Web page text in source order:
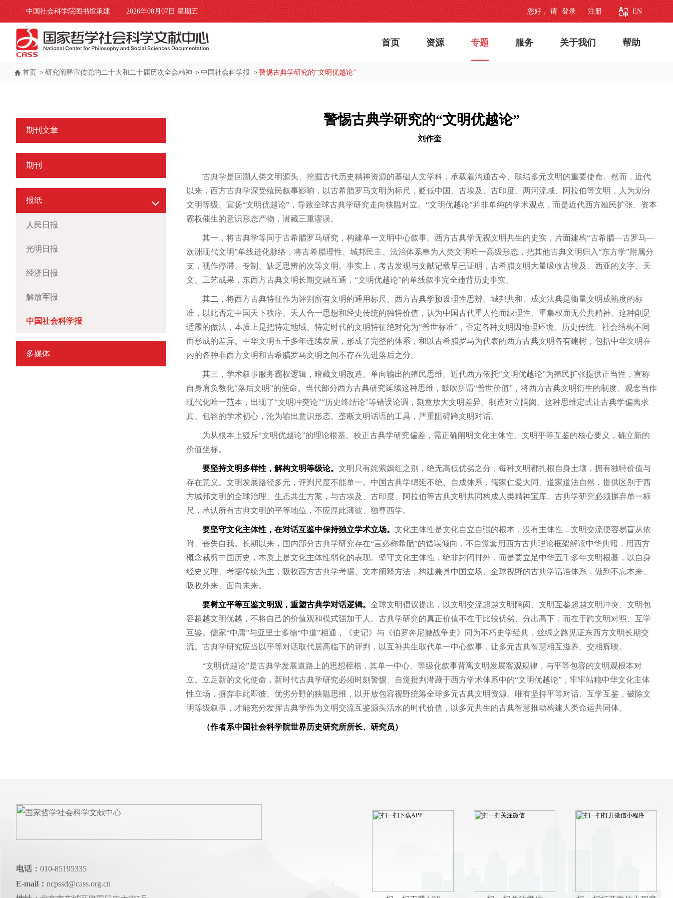
您好， 请 登录 注册 EN
2026年08月07日 星期五
中国社会科学院图书馆承建
首页 资源 专题 服务 关于我们 帮助
首页 > 研究阐释宣传党的二十大和二十届历次全会精神 > 中国社会科学报 > 警惕古典学研究的“文明优越论”
期刊文章
期刊
报纸
人民日报
光明日报
经济日报
解放军报
中国社会科学报
多媒体
警惕古典学研究的“文明优越论”
刘作奎
古典学是回溯人类文明源头、挖掘古代历史精神资源的基础人文学科，承载着沟通古今、联结多元文明的重要使命。然而，近代
以来，西方古典学深受殖民叙事影响，以古希腊罗马文明为标尺，贬低中国、古埃及、古印度、两河流域、阿拉伯等文明，人为划分
文明等级、宣扬“文明优越论”，导致全球古典学研究走向狭隘对立。“文明优越论”并非单纯的学术观点，而是近代西方殖民扩张、资本
霸权催生的意识形态产物，潜藏三重谬误。
其一，将古典学等同于古希腊罗马研究，构建单一文明中心叙事。西方古典学无视文明共生的史实，片面建构“古希腊—古罗马—
欧洲现代文明”单线进化脉络，将古希腊理性、城邦民主、法治体系奉为人类文明唯一高级形态，把其他古典文明归入“东方学”附属分
支，视作停滞、专制、缺乏思辨的次等文明。事实上，考古发现与文献记载早已证明，古希腊文明大量吸收古埃及、西亚的文字、天
文、工艺成果，东西方古典文明长期交融互通，“文明优越论”的单线叙事完全违背历史事实。
其二，将西方古典特征作为评判所有文明的通用标尺。西方古典学预设理性思辨、城邦共和、成文法典是衡量文明成熟度的标
准，以此否定中国天下秩序、天人合一思想和经史传统的独特价值，认为中国古代重人伦而缺理性、重集权而无公共精神。这种削足
适履的做法，本质上是把特定地域、特定时代的文明特征绝对化为“普世标准”，否定各种文明因地理环境、历史传统、社会结构不同
而形成的差异。中华文明五千多年连续发展，形成了完整的体系，和以古希腊罗马为代表的西方古典文明各有建树，包括中华文明在
内的各种非西方文明和古希腊罗马文明之间不存在先进落后之分。
其三，学术叙事服务霸权逻辑，暗藏文明改造、单向输出的殖民思维。近代西方依托“文明优越论”为殖民扩张提供正当性，宣称
自身肩负教化“落后文明”的使命。当代部分西方古典研究延续这种思维，鼓吹所谓“普世价值”，将西方古典文明衍生的制度、观念当作
现代化唯一范本，出现了“文明冲突论”“历史终结论”等错误论调，刻意放大文明差异、制造对立隔阂。这种思维定式让古典学偏离求
真、包容的学术初心，沦为输出意识形态、垄断文明话语的工具，严重阻碍跨文明对话。
为从根本上驳斥“文明优越论”的理论根基、校正古典学研究偏差，需正确阐明文化主体性、文明平等互鉴的核心要义，确立新的
价值坐标。
要坚持文明多样性，解构文明等级论。 文明只有姹紫嫣红之别，绝无高低优劣之分，每种文明都扎根自身土壤，拥有独特价值与
存在意义。文明发展路径多元，评判尺度不能单一。中国古典学绵延不绝、自成体系，儒家仁爱大同、道家道法自然，提供区别于西
方城邦文明的全球治理、生态共生方案，与古埃及、古印度、阿拉伯等古典文明共同构成人类精神宝库。古典学研究必须摒弃单一标
尺，承认所有古典文明的平等地位，不应厚此薄彼、独尊西学。
要坚守文化主体性，在对话互鉴中保持独立学术立场。 文化主体性是文化自立自强的根本，没有主体性，文明交流便容易盲从依
附、丧失自我。长期以来，国内部分古典学研究存在“言必称希腊”的错误倾向，不自觉套用西方古典理论框架解读中华典籍，用西方
概念裁剪中国历史，本质上是文化主体性弱化的表现。坚守文化主体性，绝非封闭排外，而是要立足中华五千多年文明根基，以自身
经史义理、考据传统为主，吸收西方古典学考据、文本阐释方法，构建兼具中国立场、全球视野的古典学话语体系，做到不忘本来、
吸收外来、面向未来。
要树立平等互鉴文明观，重塑古典学对话逻辑。 全球文明倡议提出，以文明交流超越文明隔阂、文明互鉴超越文明冲突、文明包
容超越文明优越，不将自己的价值观和模式强加于人。古典学研究的真正价值不在于比较优劣、分出高下，而在于跨文明对照、互学
互鉴。儒家“中庸”与亚里士多德“中道”相通，《史记》与《伯罗奔尼撒战争史》同为不朽史学经典，丝绸之路见证东西方文明长期交
流。古典学研究应当以平等对话取代居高临下的评判，以互补共生取代单一中心叙事，让多元古典智慧相互滋养、交相辉映。
“文明优越论”是古典学发展道路上的思想桎梏，其单一中心、等级化叙事背离文明发展客观规律，与平等包容的文明观根本对
立。立足新的文化使命，新时代古典学研究必须时刻警惕、自觉批判潜藏于西方学术体系中的“文明优越论”，牢牢站稳中华文化主体
性立场，摒弃非此即彼、优劣分野的狭隘思维，以开放包容视野统筹全球多元古典文明资源。唯有坚持平等对话、互学互鉴，破除文
明等级叙事，才能充分发挥古典学作为文明交流互鉴源头活水的时代价值，以多元共生的古典智慧推动构建人类命运共同体。
（作者系中国社会科学院世界历史研究所所长、研究员）
电话： 010-85195335
E-mail： ncpssd@cass.org.cn